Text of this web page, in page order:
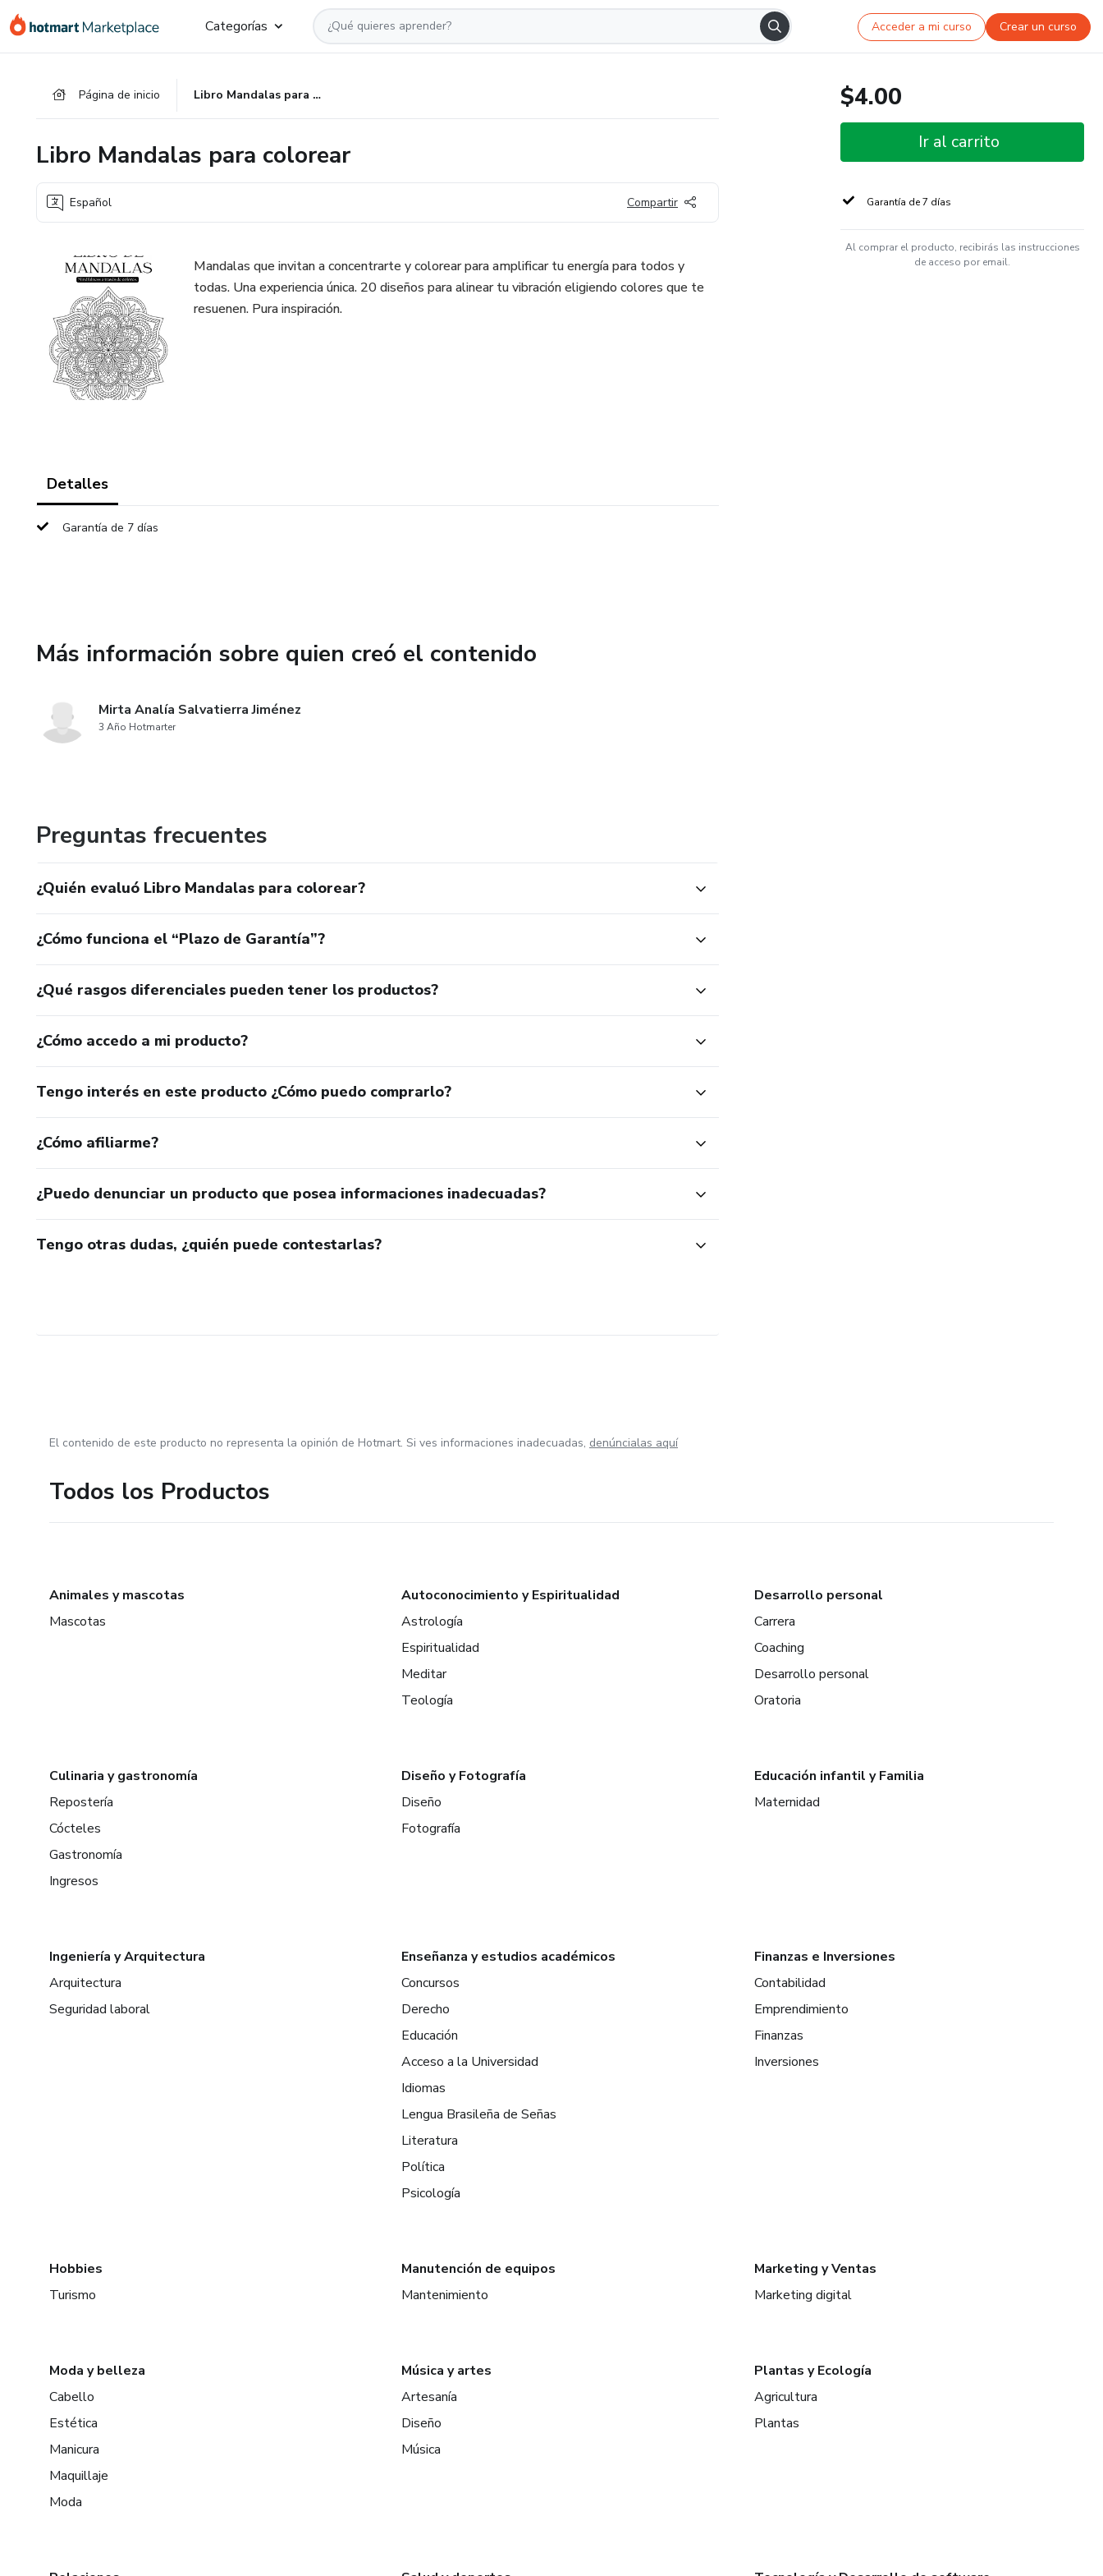
Categorías Acceder a mi curso Crear un curso
Página de inicio Libro Mandalas para colorear
Libro Mandalas para colorear
Español Compartir
Mandalas que invitan a concentrarte y colorear para amplificar tu energía para todos y
todas. Una experiencia única. 20 diseños para alinear tu vibración eligiendo colores que te
resuenen. Pura inspiración.
Detalles
Garantía de 7 días
Más información sobre quien creó el contenido
Mirta Analía Salvatierra Jiménez
3 Año Hotmarter
Preguntas frecuentes
¿Quién evaluó Libro Mandalas para colorear?
¿Cómo funciona el “Plazo de Garantía”?
¿Qué rasgos diferenciales pueden tener los productos?
¿Cómo accedo a mi producto?
Tengo interés en este producto ¿Cómo puedo comprarlo?
¿Cómo afiliarme?
¿Puedo denunciar un producto que posea informaciones inadecuadas?
Tengo otras dudas, ¿quién puede contestarlas?
$4.00
Ir al carrito
Garantía de 7 días
Al comprar el producto, recibirás las instrucciones
de acceso por email.
El contenido de este producto no representa la opinión de Hotmart. Si ves informaciones inadecuadas, denúncialas aquí
Todos los Productos
Animales y mascotas
Mascotas
Autoconocimiento y Espiritualidad
Astrología
Espiritualidad
Meditar
Teología
Desarrollo personal
Carrera
Coaching
Desarrollo personal
Oratoria
Culinaria y gastronomía
Repostería
Cócteles
Gastronomía
Ingresos
Diseño y Fotografía
Diseño
Fotografía
Educación infantil y Familia
Maternidad
Ingeniería y Arquitectura
Arquitectura
Seguridad laboral
Enseñanza y estudios académicos
Concursos
Derecho
Educación
Acceso a la Universidad
Idiomas
Lengua Brasileña de Señas
Literatura
Política
Psicología
Finanzas e Inversiones
Contabilidad
Emprendimiento
Finanzas
Inversiones
Hobbies
Turismo
Manutención de equipos
Mantenimiento
Marketing y Ventas
Marketing digital
Moda y belleza
Cabello
Estética
Manicura
Maquillaje
Moda
Música y artes
Artesanía
Diseño
Música
Plantas y Ecología
Agricultura
Plantas